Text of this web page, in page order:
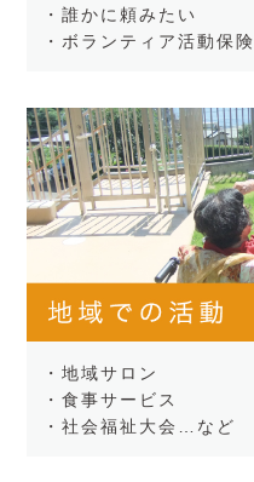
・誰かに頼みたい
・ボランティア活動保険
・地域サロン
・食事サービス
・社会福祉大会…など